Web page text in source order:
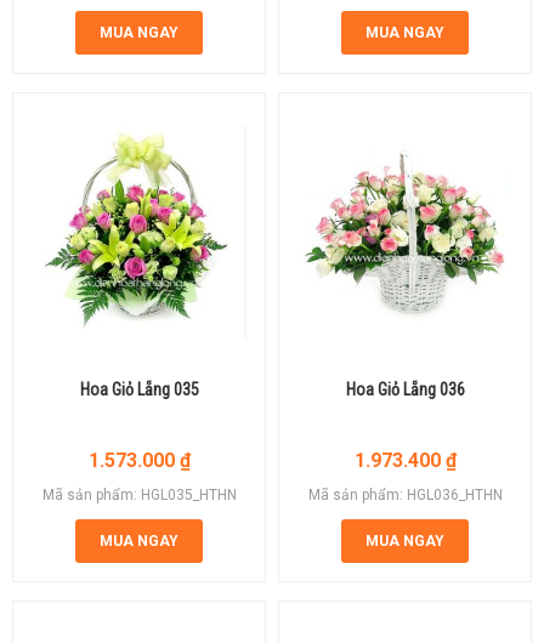
MUA NGAY MUA NGAY
Hoa Giỏ Lẵng 035
1.573.000 ₫
Mã sản phẩm: HGL035_HTHN
MUA NGAY
Hoa Giỏ Lẵng 036
1.973.400 ₫
Mã sản phẩm: HGL036_HTHN
MUA NGAY